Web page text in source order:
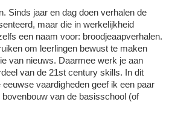
Sinds jaar en dag doen verhalen de
maar die in werkelijkheid
een naam voor: broodjeaapverhalen.
om leerlingen bewust te maken
van nieuws. Daarmee werk je aan
van de 21st century skills. In dit
vaardigheden geef ik een paar
van de basisschool (of